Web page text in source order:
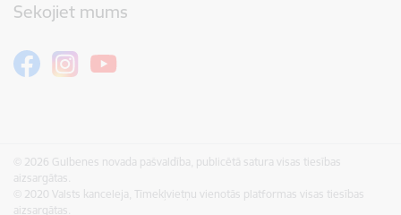
Sekojiet mums
© 2026 Gulbenes novada pašvaldība, publicētā satura visas tiesības
aizsargātas.
© 2020 Valsts kanceleja, Tīmekļvietņu vienotās platformas visas tiesības
aizsargātas.